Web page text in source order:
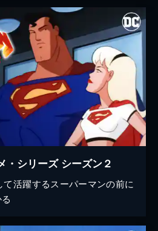
・シリーズ シーズン２
活躍するスーパーマンの前に